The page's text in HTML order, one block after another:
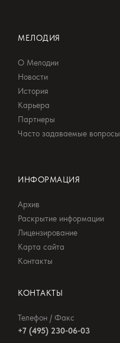
МЕЛОДИЯ
О Мелодии
Новости
История
Карьера
Партнеры
Часто задаваемые вопросы
ИНФОРМАЦИЯ
Архив
Раскрытие информации
Лицензирование
Карта сайта
Контакты
КОНТАКТЫ
Телефон / Факс
+7 (495) 230-06-03